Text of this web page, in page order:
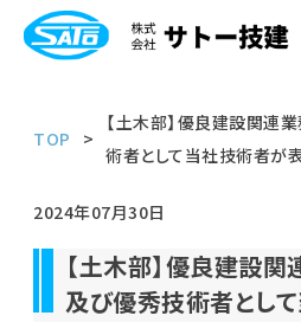
TOP
【土木部】優良建設関連
術者として当社技術者が
2024年07月30日
【土木部】優良建設
及び優秀技術者とし